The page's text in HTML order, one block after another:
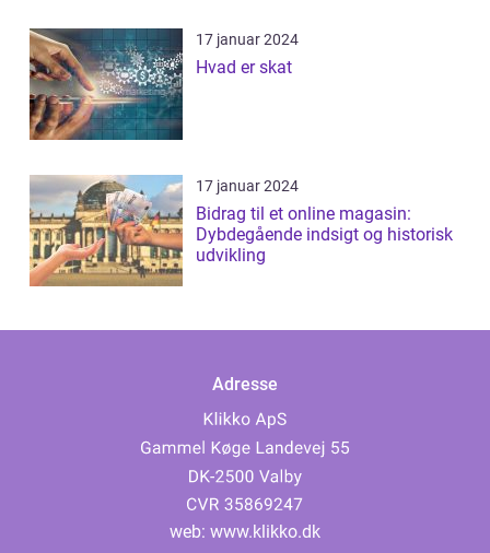
17 januar 2024
Hvad er skat
17 januar 2024
Bidrag til et online magasin:
Dybdegående indsigt og historisk
udvikling
Adresse
web: www.klikko.dk